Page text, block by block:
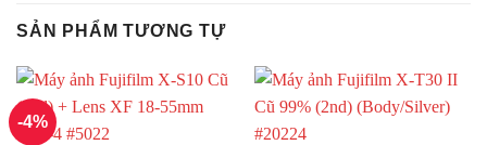
SẢN PHẨM TƯƠNG TỰ
-4%